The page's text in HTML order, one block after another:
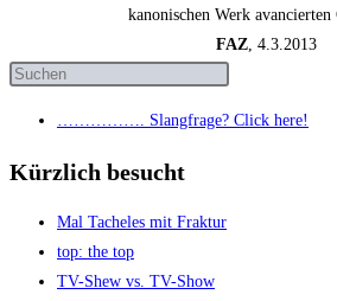
kanonischen Werk
FAZ, 4.3.2013
……………. Slang­fra­ge? Click here!
Kürzlich besucht
Mal Tache­les mit Fraktur
top: the top
TV-Shew vs. TV-Show